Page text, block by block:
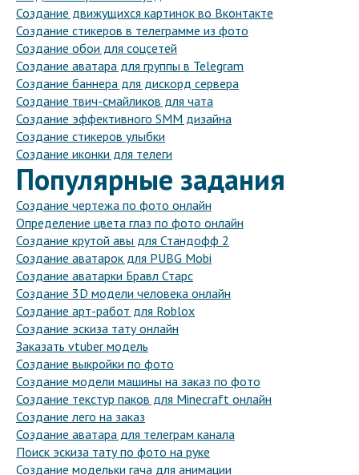
Создание движущихся картинок во Вконтакте
Создание стикеров в телеграмме из фото
Создание обои для соцсетей
Создание аватара для группы в Telegram
Создание баннера для дискорд сервера
Создание твич-смайликов для чата
Создание эффективного SMM дизайна
Создание стикеров улыбки
Создание иконки для телеги
Популярные задания
Создание чертежа по фото онлайн
Определение цвета глаз по фото онлайн
Создание крутой авы для Стандофф 2
Создание аватарок для PUBG Mobi
Создание аватарки Бравл Старс
Создание 3D модели человека онлайн
Создание арт-работ для Roblox
Создание эскиза тату онлайн
Заказать vtuber модель
Создание выкройки по фото
Создание модели машины на заказ по фото
Создание текстур паков для Minecraft онлайн
Создание лего на заказ
Создание аватара для телеграм канала
Поиск эскиза тату по фото на руке
Создание модельки гача для анимации